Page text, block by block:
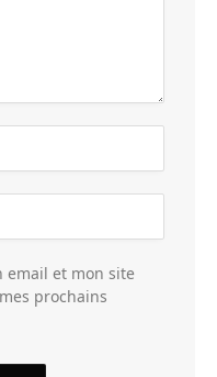
email et mon site
prochains